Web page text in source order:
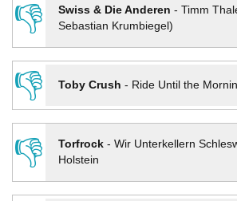
👎
Swiss & Die Anderen - Timm
Sebastian Krumbiegel)
👎
Toby Crush - Ride Until the
👎
Torfrock- Wir Unterkellern
Holstein